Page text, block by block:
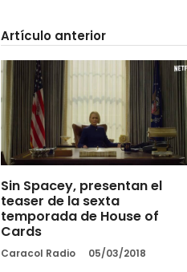
Artículo anterior
Sin Spacey, presentan el
teaser de la sexta
temporada de House of
Cards
Caracol Radio 05/03/2018